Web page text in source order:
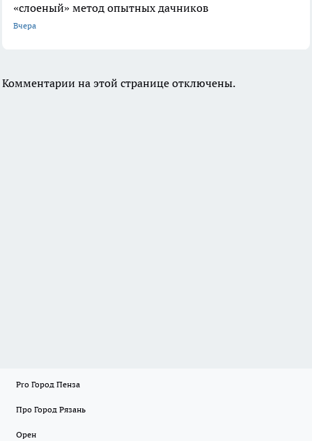
«слоеный» метод опытных дачников
Вчера
Комментарии на этой странице отключены.
Pro Город Пенза
Про Город Рязань
Орен